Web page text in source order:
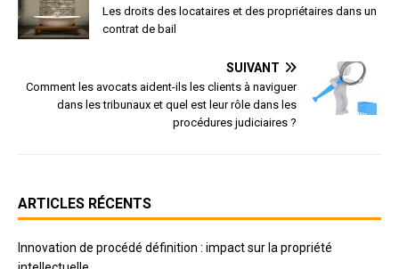
Les droits des locataires et des propriétaires dans un
contrat de bail
SUIVANT
Comment les avocats aident-ils les clients à naviguer
dans les tribunaux et quel est leur rôle dans les
procédures judiciaires ?
ARTICLES RÉCENTS
Innovation de procédé définition : impact sur la propriété